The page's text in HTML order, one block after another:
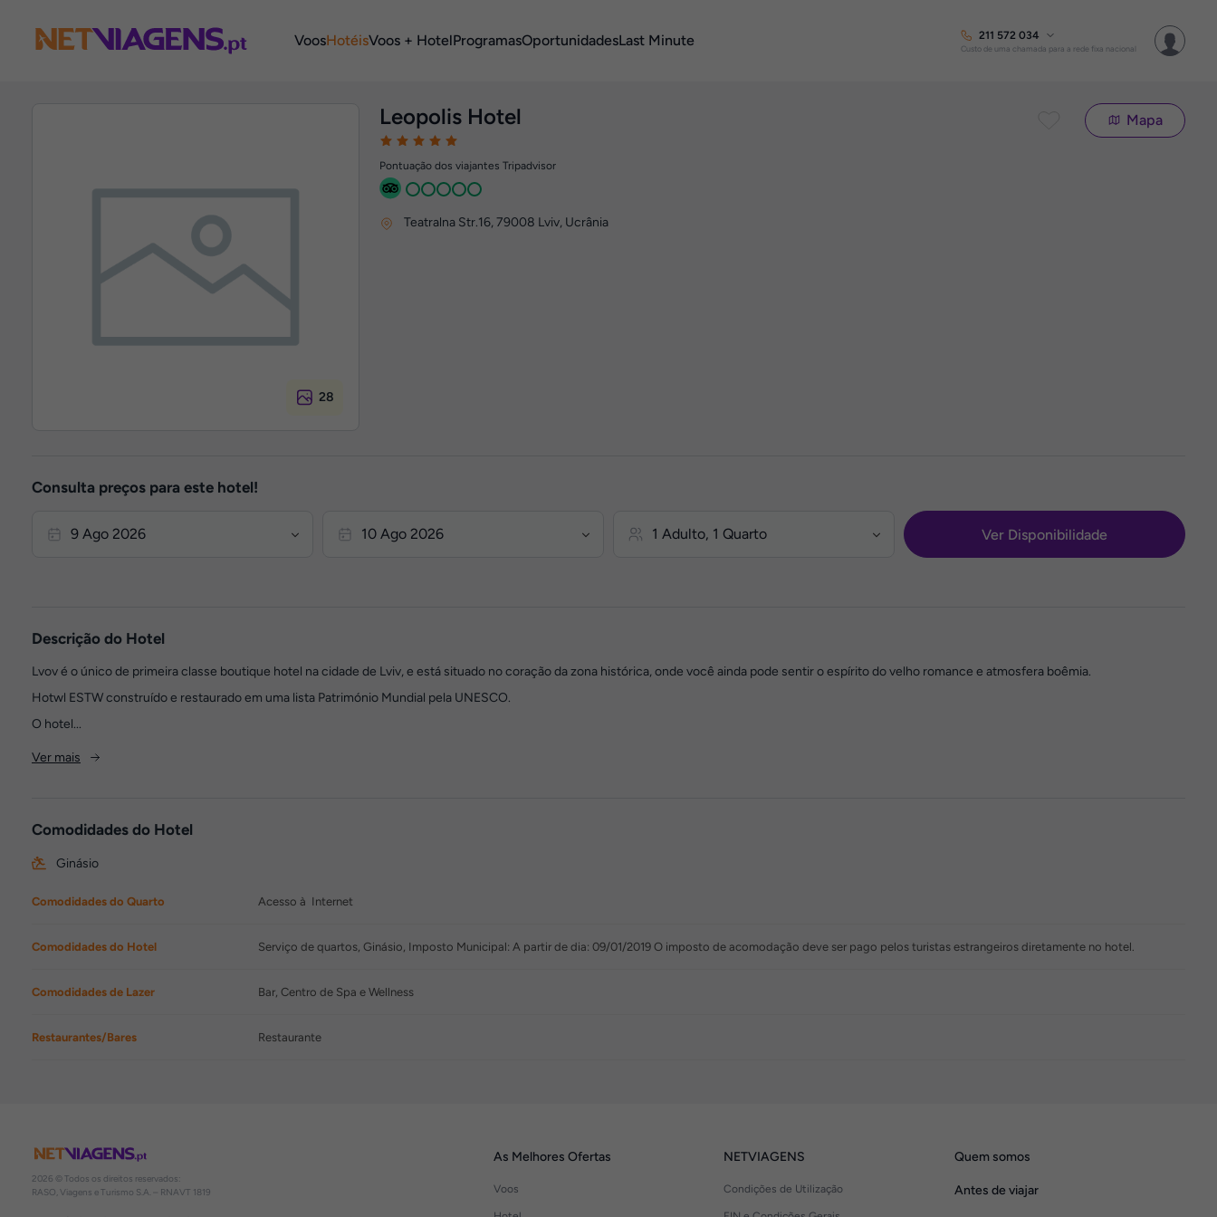
VoosHotéisVoos + HotelProgramasOportunidadesLast Minute 211 572 034
Custo de uma chamada para a rede fixa nacional
28
Leopolis Hotel
Pontuação dos viajantes Tripadvisor
Mapa
Teatralna Str.16,79008 Lviv, Ucrânia
Consulta preços para este hotel!
Ver Disponibilidade
Descrição do Hotel
Lvov é o único de primeira classe boutique hotel na cidade de Lviv, e está situado no coração da zona histórica, onde você ainda pode sentir o espírito do velho romance e atmosfera boêmia.
Hotwl ESTW construído e restaurado em uma lista Património Mundial pela UNESCO.
O hotel...
Ver mais
Comodidades do Hotel
Ginásio
Comodidades do Quarto Acesso à Internet
Comodidades do Hotel Serviço de quartos, Ginásio, Imposto Municipal: A partir de dia: 09/01/2019 O imposto de acomodação deve ser pago pelos turistas estrangeiros diretamente no hotel.
Comodidades de Lazer Bar, Centro de Spa e Wellness
Restaurantes/Bares Restaurante
2026 © Todos os direitos reservados:
RASO, Viagens e Turismo S.A. – RNAVT 1819
As Melhores Ofertas
Voos
NETVIAGENS
Condições de Utilização
Quem somos
Antes de viajar